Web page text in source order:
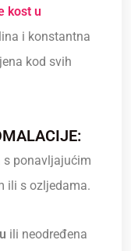
kost u
i konstantna
kod svih
s ponavljajućim
ili s ozljedama.
ili neodređena